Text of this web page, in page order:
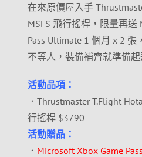
在來原價屋入手
MSFS 飛行搖桿，限量再送
Pass Ultimate 1 個月 x 2
不等人，裝備補齊就準備起
活動品項：
．Thrustmaster T.Flight
行搖桿 $3790
活動贈品：
． Microsoft Xbox Game